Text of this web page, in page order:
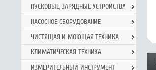
ПУСКОВЫЕ, ЗАРЯДНЫЕ УСТРОЙСТВА
НАСОСНОЕ ОБОРУДОВАНИЕ
ЧИСТЯЩАЯ И МОЮЩАЯ ТЕХНИКА
КЛИМАТИЧЕСКАЯ ТЕХНИКА
ИЗМЕРИТЕЛЬНЫЙ ИНСТРУМЕНТ